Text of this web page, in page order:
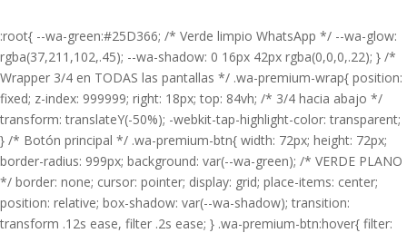
:root{ --wa-green:#25D366; /* Verde limpio WhatsApp */ --wa-glow:
rgba(37,211,102,.45); --wa-shadow: 0 16px 42px rgba(0,0,0,.22); } /*
Wrapper 3/4 en TODAS las pantallas */ .wa-premium-wrap{ position:
fixed; z-index: 999999; right: 18px; top: 84vh; /* 3/4 hacia abajo */
transform: translateY(-50%); -webkit-tap-highlight-color: transparent;
} /* Botón principal */ .wa-premium-btn{ width: 72px; height: 72px;
border-radius: 999px; background: var(--wa-green); /* VERDE PLANO
*/ border: none; cursor: pointer; display: grid; place-items: center;
position: relative; box-shadow: var(--wa-shadow); transition:
transform .12s ease, filter .2s ease; } .wa-premium-btn:hover{ filter: